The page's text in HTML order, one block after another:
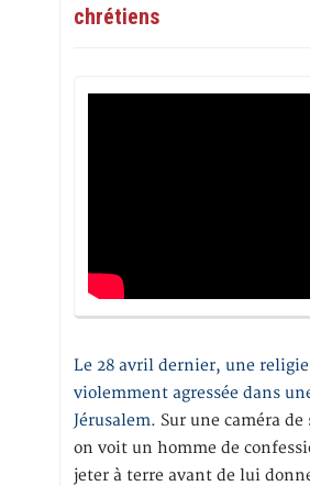
chrétiens
Le 28 avril dernier, une
violemment agressée dans
Jérusalem. Sur une caméra
on voit un homme de
jeter à terre avant de lui